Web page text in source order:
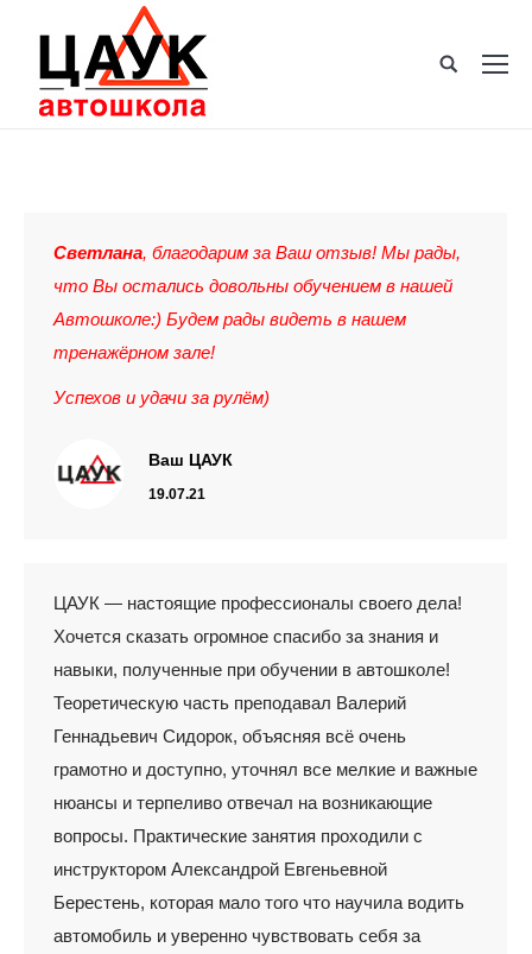
Светлана, благодарим за Ваш отзыв! Мы рады,
что Вы остались довольны обучением в нашей
Автошколе:) Будем рады видеть в нашем
тренажёрном зале!
Успехов и удачи за рулём)
Ваш ЦАУК
19.07.21
ЦАУК — настоящие профессионалы своего дела!
Хочется сказать огромное спасибо за знания и
навыки, полученные при обучении в автошколе!
Теоретическую часть преподавал Валерий
Геннадьевич Сидорок, объясняя всё очень
грамотно и доступно, уточнял все мелкие и важные
нюансы и терпеливо отвечал на возникающие
вопросы. Практические занятия проходили с
инструктором Александрой Евгеньевной
Берестень, которая мало того что научила водить
автомобиль и уверенно чувствовать себя за